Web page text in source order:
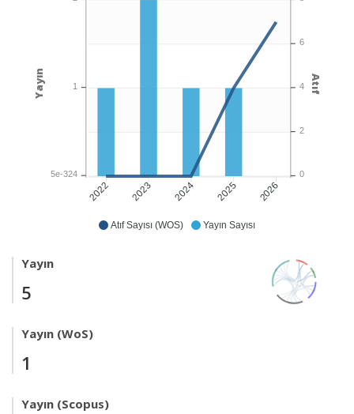
Atıf Sayısı (WOS) Yayın Sayısı
2022 2023 2024 2025 2026
6
4
2
0
Atıf
1
5e-324
Yayın
Yayın
5
Yayın (WoS)
1
Yayın (Scopus)